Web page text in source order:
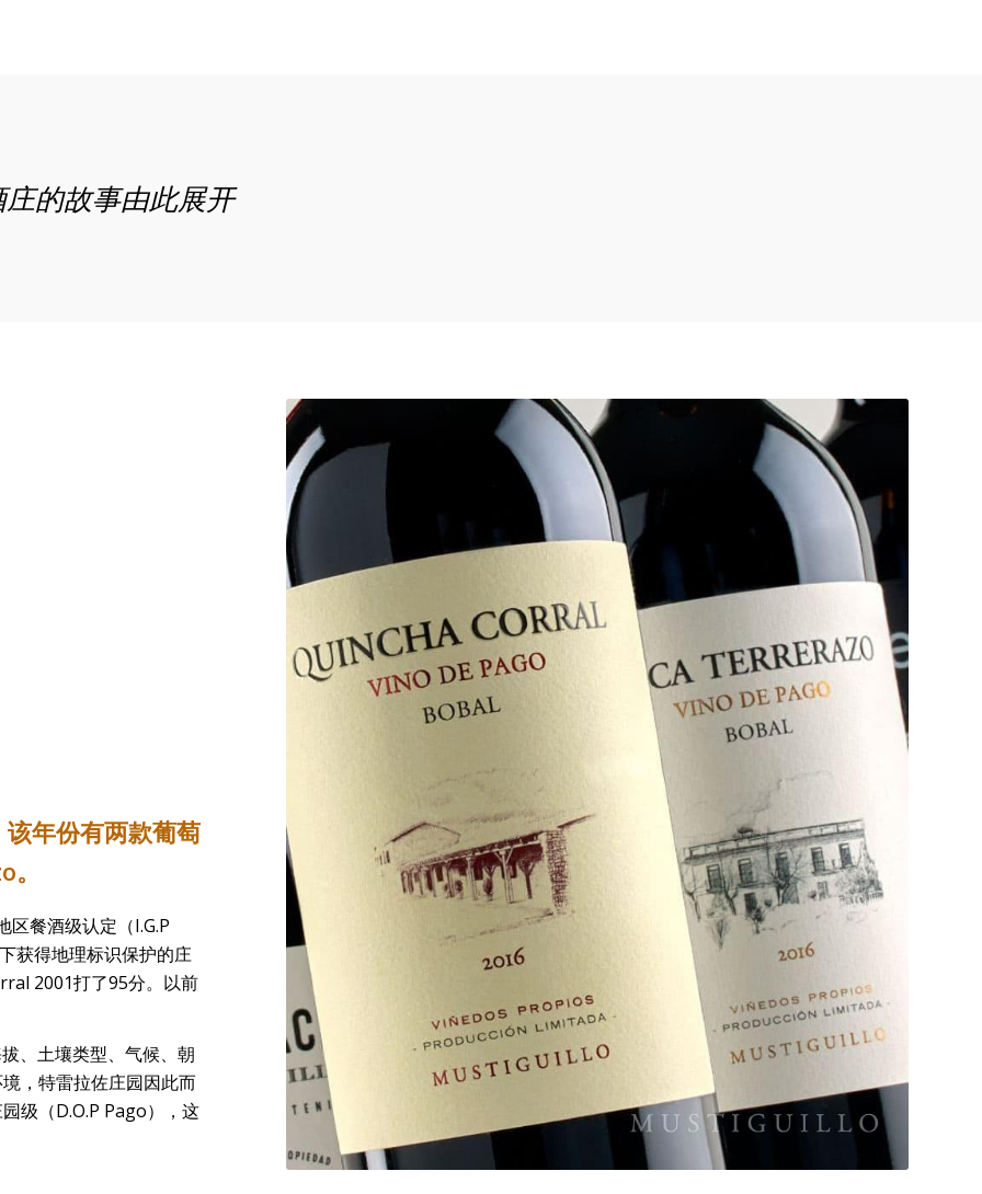
的故事由此展开
该年份有两款葡萄
。
餐酒级认定（I.G.P
获得地理标识保护的庄
2001打了95分。以前
、土壤类型、气候、朝
，特雷拉佐庄园因此而
级（D.O.P Pago），这